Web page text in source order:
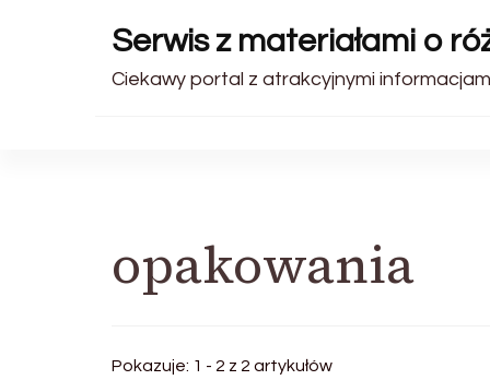
Serwis z materiałami o
Ciekawy portal z atrakcyjnymi
opakowania
Pokazuje: 1 - 2 z 2 artykułów